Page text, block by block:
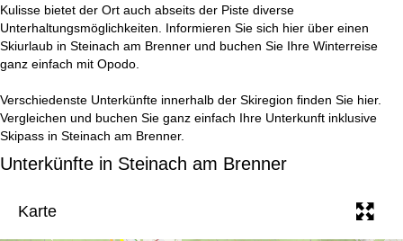
e
i
e
Kulisse bietet der Ort auch abseits der Piste diverse
Unterhaltungsmöglichkeiten. Informieren Sie sich hier über einen
Skiurlaub in Steinach am Brenner und buchen Sie Ihre Winterreise
ganz einfach mit Opodo.
Verschiedenste Unterkünfte innerhalb der Skiregion finden Sie hier.
Vergleichen und buchen Sie ganz einfach Ihre Unterkunft inklusive
Skipass in Steinach am Brenner.
Unterkünfte in Steinach am Brenner
Karte